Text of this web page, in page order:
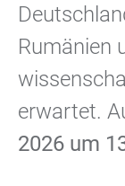
Rumänien
erwartet.
2026 um